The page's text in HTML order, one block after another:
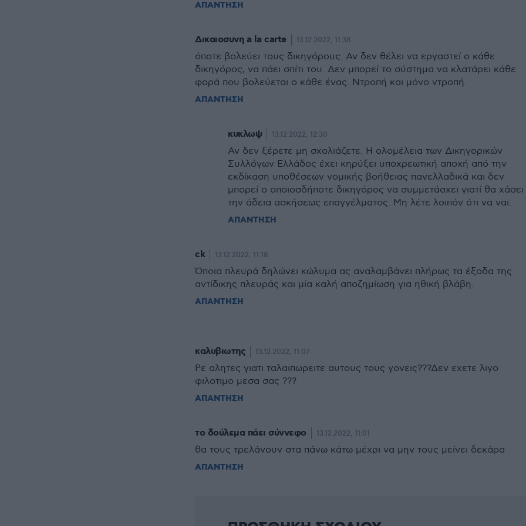
ΑΠΑΝΤΗΣΗ
Δικαιοσυνη a la carte 13.12.2022, 11:38
όποτε βολεύει τους δικηγόρους. Αν δεν θέλει να εργαστεί ο κάθε
δικηγόρος, να πάει σπίτι του. Δεν μπορεί το σύστημα να κλατάρει κάθε
φορά που βολεύεται ο κάθε ένας. Ντροπή και μόνο ντροπή.
ΑΠΑΝΤΗΣΗ
κυκλωψ 13.12.2022, 12:30
Αν δεν ξέρετε μη σχολιάζετε. Η ολομέλεια των Δικηγορικών
Συλλόγων Ελλάδος έχει κηρύξει υποχρεωτική αποχή από την
εκδίκαση υποθέσεων νομικής βοήθειας πανελλαδικά και δεν
μπορεί ο οποιοσδήποτε δικηγόρος να συμμετάσχει γιατί θα χάσει
την άδεια ασκήσεως επαγγέλματος. Μη λέτε λοιπόν ότι να ναι.
ΑΠΑΝΤΗΣΗ
ck 13.12.2022, 11:18
Όποια πλευρά δηλώνει κώλυμα ας αναλαμβάνει πλήρως τα έξοδα της
αντίδικης πλευράς και μία καλή αποζημίωση για ηθική βλάβη.
ΑΠΑΝΤΗΣΗ
καλυβιωτης 13.12.2022, 11:07
Ρε αλητες γιατι ταλαιπωρειτε αυτους τους γονεις???Δεν εχετε λιγο
φιλοτιμο μεσα σας ???
ΑΠΑΝΤΗΣΗ
το δούλεμα πάει σύννεφο 13.12.2022, 11:01
θα τους τρελάνουν στα πάνω κάτω μέχρι να μην τους μείνει δεκάρα
ΑΠΑΝΤΗΣΗ